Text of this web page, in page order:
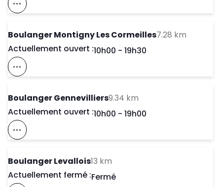
Voir Ce Magasin Sur La Carte
Boulanger Montigny Les Cormeilles7.28 km
Actuellement ouvert :Day of the Week
10h00 - 19h30
Voir Ce Magasin Sur La Carte
Boulanger Gennevilliers9.34 km
Actuellement ouvert :Day of the Week
10h00 - 19h00
Voir Ce Magasin Sur La Carte
Boulanger Levallois13 km
Actuellement fermé :Day of the Week
Fermé